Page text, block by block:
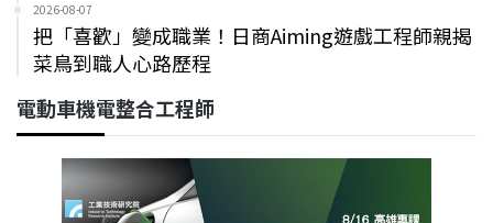
2026-08-07
把「喜歡」變成職業！日商Aiming遊戲工程師親揭
菜鳥到職人心路歷程
電動車機電整合工程師